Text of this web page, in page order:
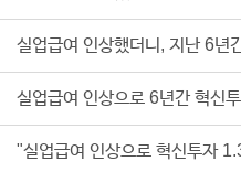
실업급여 인상했더니, 지난 6년
실업급여 인상으로 6년간 혁신
"실업급여 인상으로 혁신투자